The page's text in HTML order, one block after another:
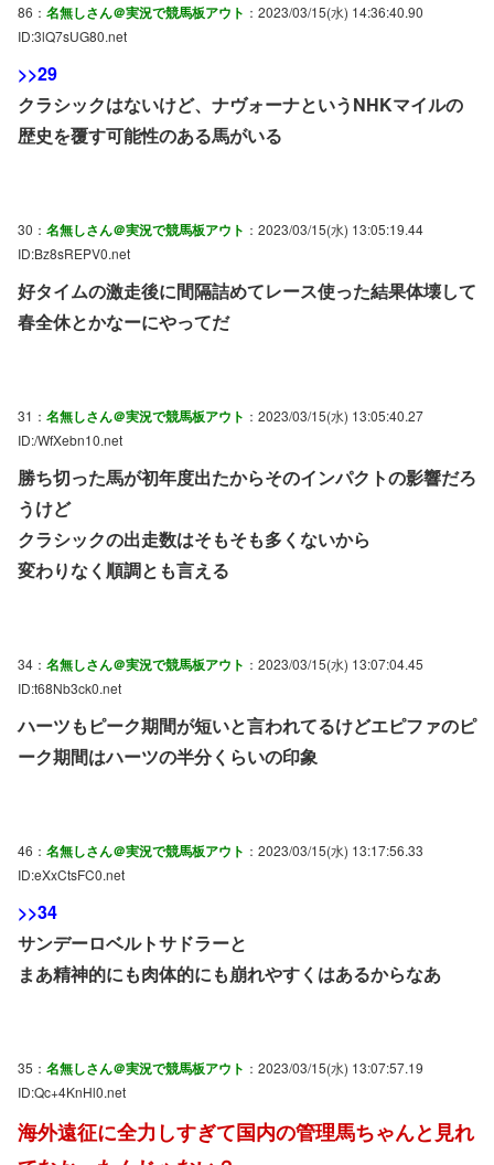
86： 名無しさん＠実況で競馬板アウト ：2023/03/15(水) 14:36:40.90
ID:3lQ7sUG80.net
>>29
クラシックはないけど、ナヴォーナというNHKマイルの
歴史を覆す可能性のある馬がいる
30： 名無しさん＠実況で競馬板アウト ：2023/03/15(水) 13:05:19.44
ID:Bz8sREPV0.net
好タイムの激走後に間隔詰めてレース使った結果体壊して
春全休とかなーにやってだ
31： 名無しさん＠実況で競馬板アウト ：2023/03/15(水) 13:05:40.27
ID:/WfXebn10.net
勝ち切った馬が初年度出たからそのインパクトの影響だろ
うけど
クラシックの出走数はそもそも多くないから
変わりなく順調とも言える
34： 名無しさん＠実況で競馬板アウト ：2023/03/15(水) 13:07:04.45
ID:t68Nb3ck0.net
ハーツもピーク期間が短いと言われてるけどエピファのピ
ーク期間はハーツの半分くらいの印象
46： 名無しさん＠実況で競馬板アウト ：2023/03/15(水) 13:17:56.33
ID:eXxCtsFC0.net
>>34
サンデーロベルトサドラーと
まあ精神的にも肉体的にも崩れやすくはあるからなあ
35： 名無しさん＠実況で競馬板アウト ：2023/03/15(水) 13:07:57.19
ID:Qc+4KnHl0.net
海外遠征に全力しすぎて国内の管理馬ちゃんと見れ